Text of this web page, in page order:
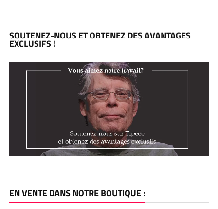
SOUTENEZ-NOUS ET OBTENEZ DES AVANTAGES
EXCLUSIFS !
EN VENTE DANS NOTRE BOUTIQUE :